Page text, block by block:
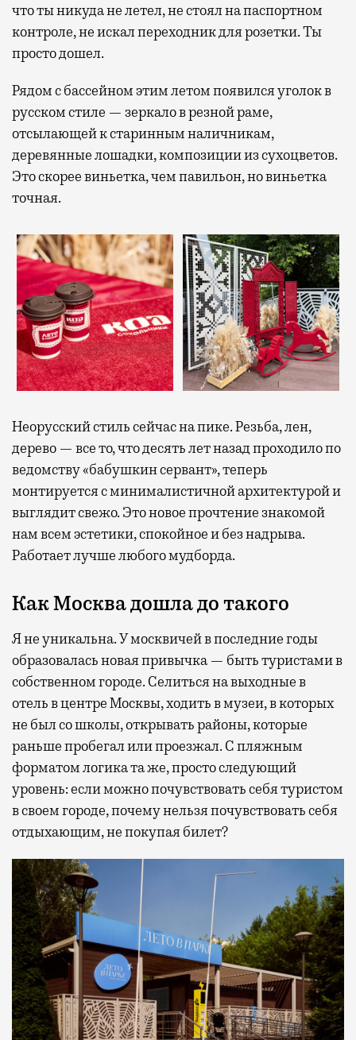
что ты никуда не летел, не стоял на паспортном
контроле, не искал переходник для розетки. Ты
просто дошел.
Рядом с бассейном этим летом появился уголок в
русском стиле — зеркало в резной раме,
отсылающей к старинным наличникам,
деревянные лошадки, композиции из сухоцветов.
Это скорее виньетка, чем павильон, но виньетка
точная.
Неорусский стиль сейчас на пике. Резьба, лен,
дерево — все то, что десять лет назад проходило по
ведомству «бабушкин сервант», теперь
монтируется с минималистичной архитектурой и
выглядит свежо. Это новое прочтение знакомой
нам всем эстетики, спокойное и без надрыва.
Работает лучше любого мудборда.
Как Москва дошла до такого
Я не уникальна. У москвичей в последние годы
образовалась новая привычка — быть туристами в
собственном городе. Селиться на выходные в
отель в центре Москвы, ходить в музеи, в которых
не был со школы, открывать районы, которые
раньше пробегал или проезжал. С пляжным
форматом логика та же, просто следующий
уровень: если можно почувствовать себя туристом
в своем городе, почему нельзя почувствовать себя
отдыхающим, не покупая билет?